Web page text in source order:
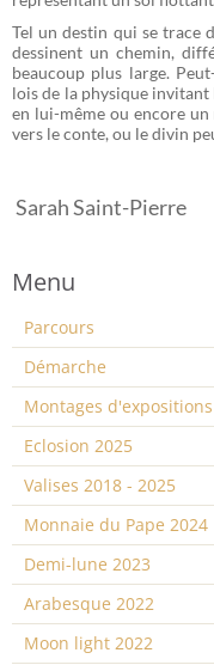
Tel un destin qui se trace
dessinent un chemin,
beaucoup plus large.
lois de la physique
en lui-même ou encore
vers le conte, ou le divin
Sarah Saint-Pierre
Menu
Parcours
Démarche
Montages d'expositions
Eclosion 2025
Valises 2018 - 2025
Monnaie du Pape 2024
Demi-lune 2023
Arabesque 2022
Moon light 2022